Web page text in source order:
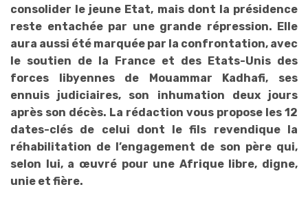
consolider le jeune Etat, mais dont la présidence
reste entachée par une grande répression. Elle
aura aussi été marquée par la confrontation, avec
le soutien de la France et des Etats-Unis des
forces libyennes de Mouammar Kadhafi, ses
ennuis judiciaires, son inhumation deux jours
après son décès. La rédaction vous propose les 12
dates-clés de celui dont le fils revendique la
réhabilitation de l’engagement de son père qui,
selon lui, a œuvré pour une Afrique libre, digne,
unie et fière.